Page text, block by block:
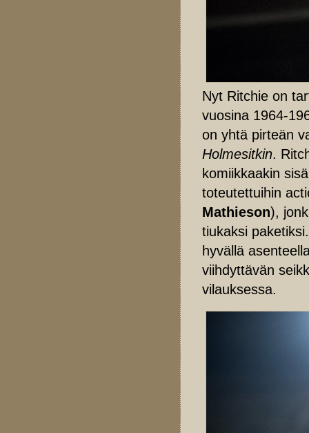
Nyt Ritchie on
vuosina 1964-
on yhtä pirteän
Holmesitkin.
komiikkaakin
toteutettuihin
Mathieson),
tiukaksi
hyvällä
viihdyttävän
vilauksessa.